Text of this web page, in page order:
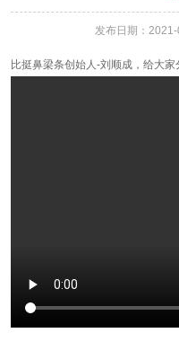
发布日期：
比挺鼻梁条创始人-刘顺成，给大家